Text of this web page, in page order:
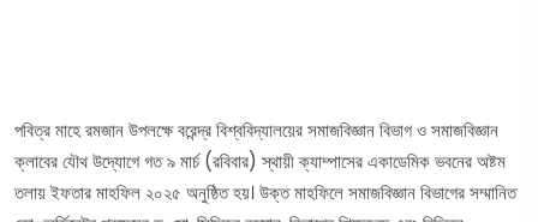
পবিত্র মাহে রমজান উপলক্ষে বরেন্দ্র বিশ্ববিদ্যালয়ের সমাজবিজ্ঞান বিভাগ ও সমাজবিজ্ঞান
ক্লাবের যৌথ উদ্যোগে গত ৯ মার্চ (রবিবার) স্থায়ী ক্যাম্পাসের একাডেমিক ভবনের অষ্টম
তলায় ইফতার মাহফিল ২০২৫ অনুষ্ঠিত হয়। উক্ত মাহফিলে সমাজবিজ্ঞান বিভাগের সম্মানিত